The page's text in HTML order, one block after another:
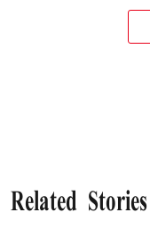
Related Stories